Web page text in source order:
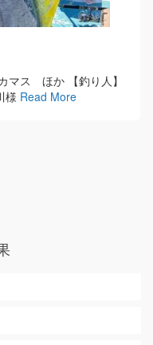
マス ほか 【釣り人】
様 Read More